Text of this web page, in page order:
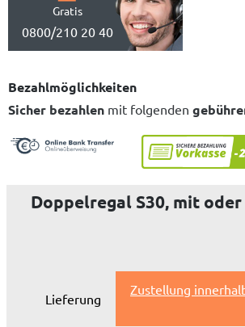
Gratis
0800/210 20 40
Bezahlmöglichkeiten
Sicher bezahlen mit folgenden
Doppelregal S30, mit
Lieferung
Zustellung